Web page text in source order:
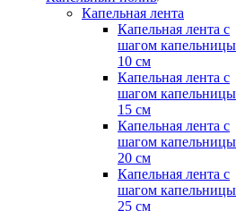
Капельная лента
Капельная лента с
шагом капельницы
10 см
Капельная лента с
шагом капельницы
15 см
Капельная лента с
шагом капельницы
20 см
Капельная лента с
шагом капельницы
25 см